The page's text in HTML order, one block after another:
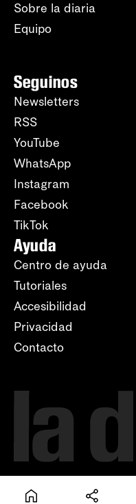
Sobre la diaria
Equipo
Seguinos
Newsletters
RSS
YouTube
WhatsApp
Instagram
Facebook
TikTok
Ayuda
Centro de ayuda
Tutoriales
Accesibilidad
Privacidad
Contacto